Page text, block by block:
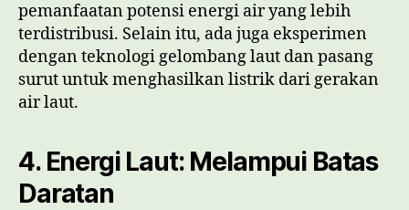
pemanfaatan potensi energi air yang lebih
terdistribusi. Selain itu, ada juga eksperimen
dengan teknologi gelombang laut dan pasang
surut untuk menghasilkan listrik dari gerakan
air laut.
4. Energi Laut: Melampui Batas
Daratan